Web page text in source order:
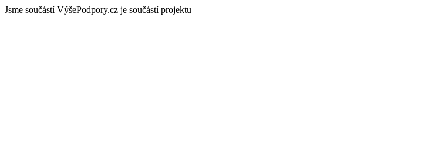
Jsme součástí VýšePodpory.cz je součástí projektu